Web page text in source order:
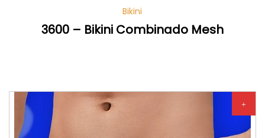
Bikini
3600 – Bikini Combinado Mesh